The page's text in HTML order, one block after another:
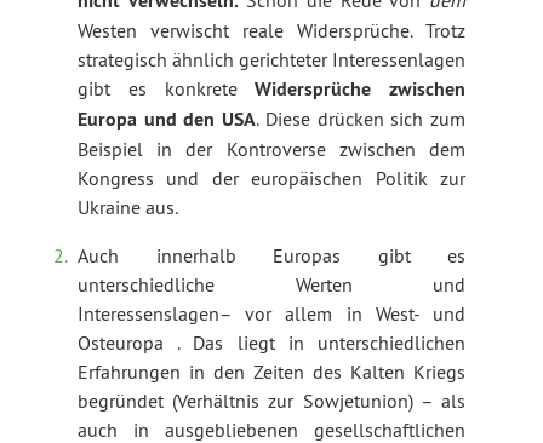
Westen verwischt reale Widersprüche. Trotz
strategisch ähnlich gerichteter Interessenlagen
gibt es konkreteWidersprüche zwischen
Europa und den USA. Diese drücken sich zum
Beispiel in der Kontroverse zwischen dem
Kongress und der europäischen Politik zur
Ukraine aus.
Auch innerhalb Europas gibt es
unterschiedliche Werten und
Interessenslagen– vor allem in West- und
Osteuropa . Das liegt in unterschiedlichen
Erfahrungen in den Zeiten des Kalten Kriegs
begründet (Verhältnis zur Sowjetunion) – als
auch in ausgebliebenen gesellschaftlichen